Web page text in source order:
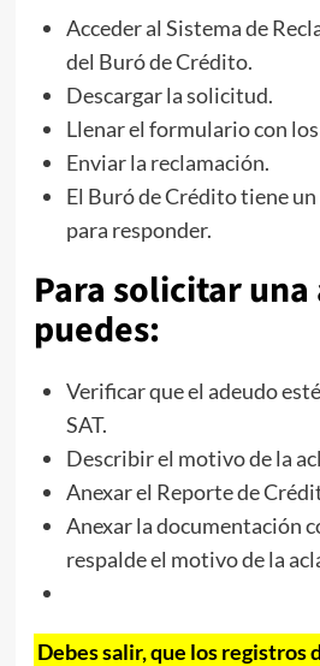
Acceder al Sistema de
del Buró de Crédito.
Descargar la solicitud.
Llenar el formulario con
Enviar la reclamación.
El Buró de Crédito tiene un
para responder.
Para solicitar
puedes:
Verificar que el adeudo
SAT.
Describir el motivo de la
Anexar el Reporte de
Anexar la documentación
respalde el motivo de la
Debes salir, que los registros